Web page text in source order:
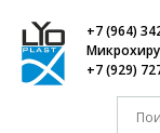
+7 (964)
+7 (929)